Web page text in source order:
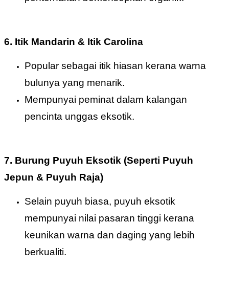
6. Itik Mandarin & Itik Carolina
Popular sebagai itik hiasan kerana warna
bulunya yang menarik.
Mempunyai peminat dalam kalangan
pencinta unggas eksotik.
7. Burung Puyuh Eksotik (Seperti Puyuh
Jepun & Puyuh Raja)
Selain puyuh biasa, puyuh eksotik
mempunyai nilai pasaran tinggi kerana
keunikan warna dan daging yang lebih
berkualiti.